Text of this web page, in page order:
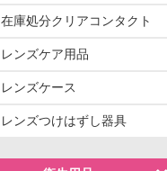
在庫処分クリアコンタクト
レンズケア用品
レンズケース
レンズつけはずし器具